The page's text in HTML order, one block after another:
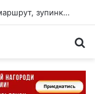
116 автобус Кропивницький: маршрут, зупинки, розклад і схема руху